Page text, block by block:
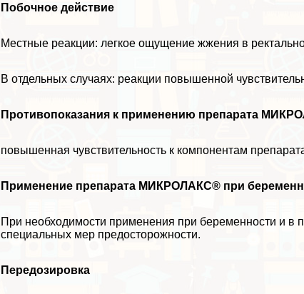
Побочное действие
Местные реакции: легкое ощущение жжения в
В отдельных случаях: реакции повышенной
Противопоказания к применению препарата
повышенная чувствительность к компонентам
Применение препарата МИКРОЛАКС® при
При необходимости применения при беременности и в
специальных мер предосторожности.
Передозировка